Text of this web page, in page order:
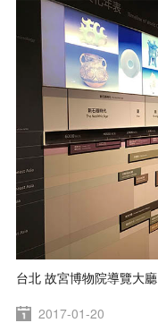
台北 故宮博物院導覽大
2017-01-20